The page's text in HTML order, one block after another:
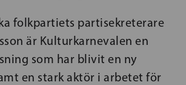
folkpartiets partisekreterare
är Kulturkarnevalen en
som har blivit en ny
en stark aktör i arbetet för